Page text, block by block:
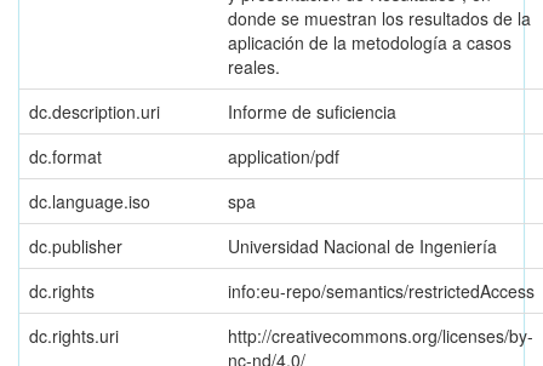
donde se muestran los resultados de la
aplicación de la metodología a casos
reales.
dc.description.uri
Informe de suficiencia
dc.format
application/pdf
dc.language.iso
spa
dc.publisher
Universidad Nacional de Ingeniería
dc.rights
info:eu-repo/semantics/restrictedAccess
dc.rights.uri
http://creativecommons.org/licenses/by-
nc-nd/4.0/